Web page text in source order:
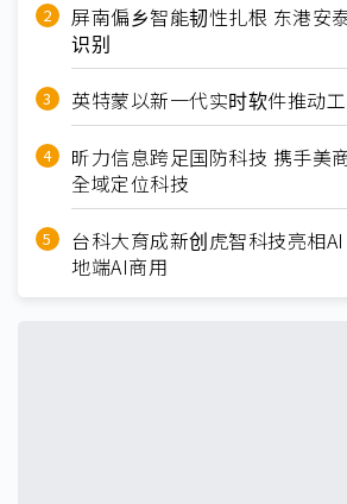
屏南偏乡智能韧性扎根 东港安
识别
英特蒙以新一代实时软件推动
昕力信息跨足国防科技 携手美
全域定位科技
台科大育成新创虎智科技亮相
地端AI商用